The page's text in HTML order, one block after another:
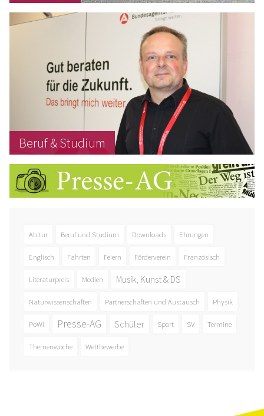
Beruf & Studium
Abitur Beruf und Studium Downloads Ehrungen
Englisch Fahrten Feiern Förderverein Französisch
Literaturpreis Medien Musik, Kunst & DS
Naturwissenschaften Partnerschaften und Austausch Physik
PoWi Presse-AG Schüler Sport SV Termine
Themenwoche Wettbewerbe